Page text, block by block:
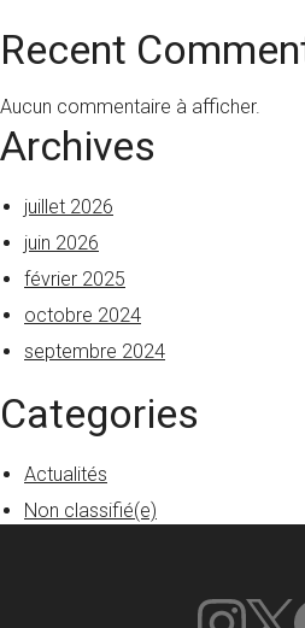
Recent
Aucun commentaire à afficher.
Archives
juillet 2026
juin 2026
février 2025
octobre 2024
septembre 2024
Categories
Actualités
Non classifié(e)